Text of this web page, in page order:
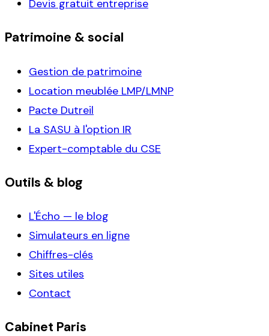
Devis gratuit entreprise
Patrimoine & social
Gestion de patrimoine
Location meublée LMP/LMNP
Pacte Dutreil
La SASU à l'option IR
Expert-comptable du CSE
Outils & blog
L'Écho — le blog
Simulateurs en ligne
Chiffres-clés
Sites utiles
Contact
Cabinet Paris